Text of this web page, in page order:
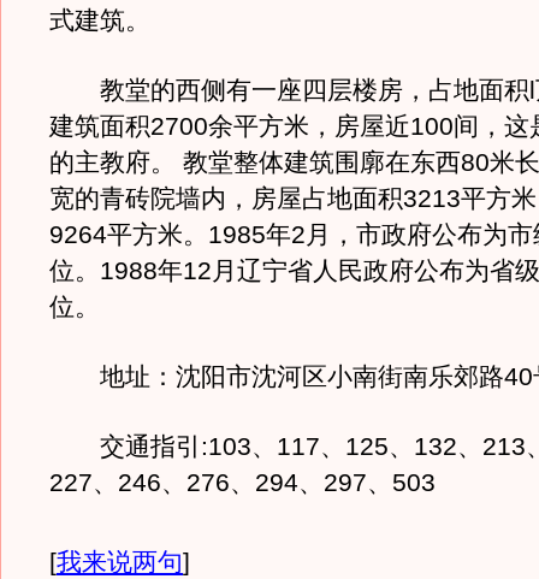
式建筑。
教堂的西侧有一座四层楼房，占地面积l
建筑面积2700余平方米，房屋近100间，这
的主教府。 教堂整体建筑围廓在东西80米
宽的青砖院墙内，房屋占地面积3213平方
9264平方米。1985年2月，市政府公布为
位。1988年12月辽宁省人民政府公布为省
位。
地址：沈阳市沈河区小南街南乐郊路40
交通指引:103、117、125、132、213
227、246、276、294、297、503
[我来说两句]